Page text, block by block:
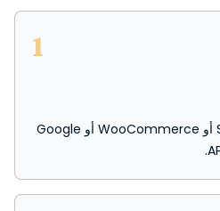
1
استورد الطلبات من Shopify أو WooCommerce أو Google